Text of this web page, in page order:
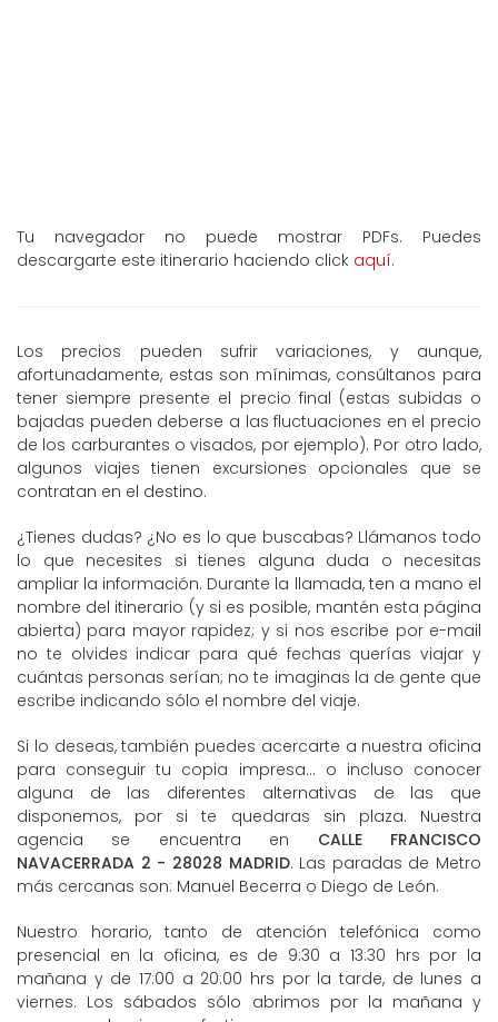
Tu navegador no puede mostrar PDFs. Puedes
descargarte este itinerario haciendo click aquí.
Los precios pueden sufrir variaciones, y aunque,
afortunadamente, estas son mínimas, consúltanos para
tener siempre presente el precio final (estas subidas o
bajadas pueden deberse a las fluctuaciones en el precio
de los carburantes o visados, por ejemplo). Por otro lado,
algunos viajes tienen excursiones opcionales que se
contratan en el destino.
¿Tienes dudas? ¿No es lo que buscabas? Llámanos todo
lo que necesites si tienes alguna duda o necesitas
ampliar la información. Durante la llamada, ten a mano el
nombre del itinerario (y si es posible, mantén esta página
abierta) para mayor rapidez; y si nos escribe por e-mail
no te olvides indicar para qué fechas querías viajar y
cuántas personas serían; no te imaginas la de gente que
escribe indicando sólo el nombre del viaje.
Si lo deseas, también puedes acercarte a nuestra oficina
para conseguir tu copia impresa... o incluso conocer
alguna de las diferentes alternativas de las que
disponemos, por si te quedaras sin plaza. Nuestra
agencia se encuentra en CALLE FRANCISCO
NAVACERRADA 2 - 28028 MADRID. Las paradas de Metro
más cercanas son: Manuel Becerra o Diego de León.
Nuestro horario, tanto de atención telefónica como
presencial en la oficina, es de 9:30 a 13:30 hrs por la
mañana y de 17:00 a 20:00 hrs por la tarde, de lunes a
viernes. Los sábados sólo abrimos por la mañana y